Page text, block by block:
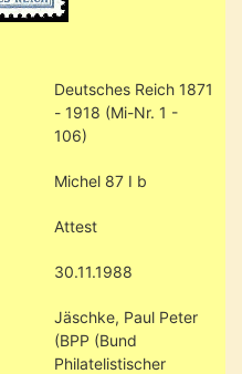
Deutsches Reich 1871
- 1918 (Mi-Nr. 1 -
106)
Michel 87 I b
Attest
30.11.1988
Jäschke, Paul Peter
(BPP (Bund
Philatelistischer